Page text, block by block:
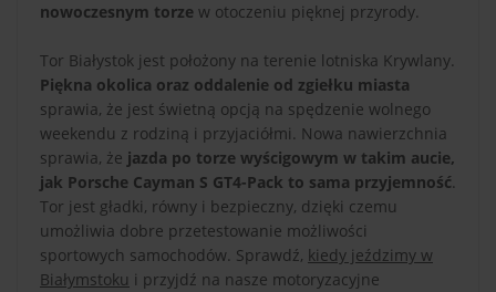
nowoczesnym torze w otoczeniu pięknej przyrody.
Tor Białystok jest położony na terenie lotniska Krywlany.
Piękna okolica oraz oddalenie od zgiełku miasta
sprawia, że jest świetną opcją na spędzenie wolnego
weekendu z rodziną i przyjaciółmi. Nowa nawierzchnia
sprawia, że jazda po torze wyścigowym w takim aucie,
jak Porsche Cayman S GT4-Pack to sama przyjemność.
Tor jest gładki, równy i bezpieczny, dzięki czemu
umożliwia dobre przetestowanie możliwości
sportowych samochodów. Sprawdź, kiedy jeździmy w
Białymstoku i przyjdź na nasze motoryzacyjne